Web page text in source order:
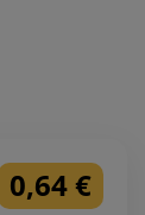
0,64 €